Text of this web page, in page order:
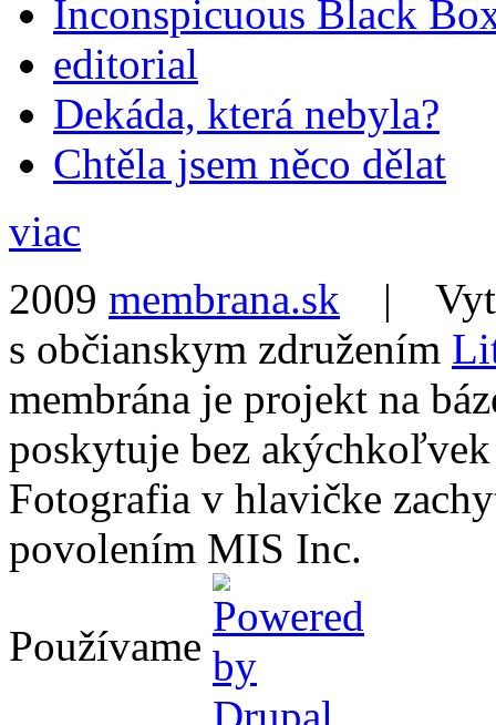
Inconspicuous Black
editorial
Dekáda, která nebyla?
Chtěla jsem něco dělat
viac
2009 membrana.sk |
s občianskym združením
membrána je projekt na
poskytuje bez
Fotografia v hlavičke
povolením MIS Inc.
Používame